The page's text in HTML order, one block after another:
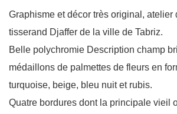
Graphisme et décor très original, atelier
tisserand Djaffer de la ville de Tabriz.
Belle polychromie Description champ
médaillons de palmettes de fleurs en
turquoise, beige, bleu nuit et rubis.
Quatre bordures dont la principale vieil